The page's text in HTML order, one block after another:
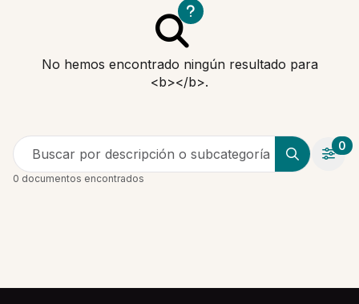
No hemos encontrado ningún resultado para
<b></b>.
Buscar por descripción o subcategoría
0
0 documentos encontrados